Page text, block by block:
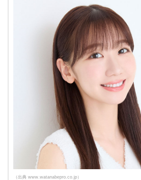
（出典 www.watanabepro.co.jp）